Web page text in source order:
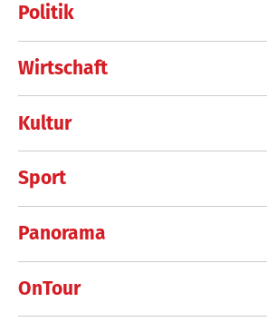
Politik
Wirtschaft
Kultur
Sport
Panorama
OnTour